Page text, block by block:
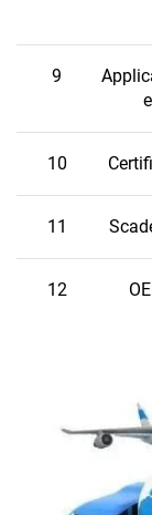
9
e
10
11
12